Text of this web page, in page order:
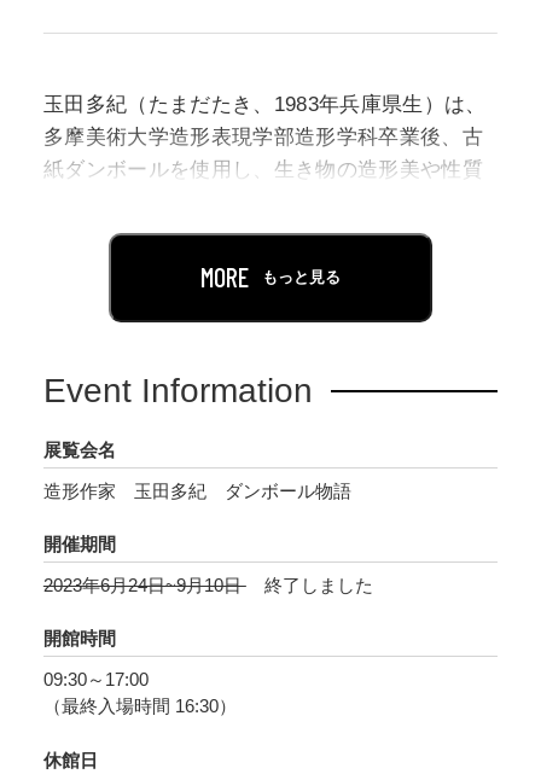
玉田多紀（たまだたき、1983年兵庫県生）は、
多摩美術大学造形表現学部造形学科卒業後、古
紙ダンボールを使用し、生き物の造形美や性質
す。国内外の展覧会やウィンドウディスプレ
イ、TVメディアや動画配信、ワークショップな
ールはリサイクルが100％可能な優れた素材とし
や柔軟性に魅了され、作家は15年以上も前から
ダンボールを素材とした立体作品を制作してい
そのまま使うのではなく、パルプにまで還元し
粘土のようにした上で造形していきます。本来
であれば捨てられてしまうはずの古紙ダンボー
ルを作品として甦らせ、命を吹き込んでいくの
です。また、素材感を損なわないように着彩は
せず、ダンボールの色味を活かしています。モ
チーフとなるのは恐竜やゾウ、キリンやオラン
MORE もっと見る
Event Information
展覧会名
造形作家 玉田多紀 ダンボール物語
開催期間
2023年6月24日~9月10日
終了しました
開館時間
09:30～17:00
（最終入場時間 16:30）
休館日